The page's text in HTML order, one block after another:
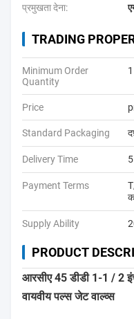
प्रमुखता देना:
TRADING
Minimum Order
Quantity
Price
Standard Packaging
Delivery Time
Payment Terms
Supply Ability
PRODUCT
आरसीए 45 डीडी 1-1 / 2
वायवीय पल्स जेट वाल्व्स